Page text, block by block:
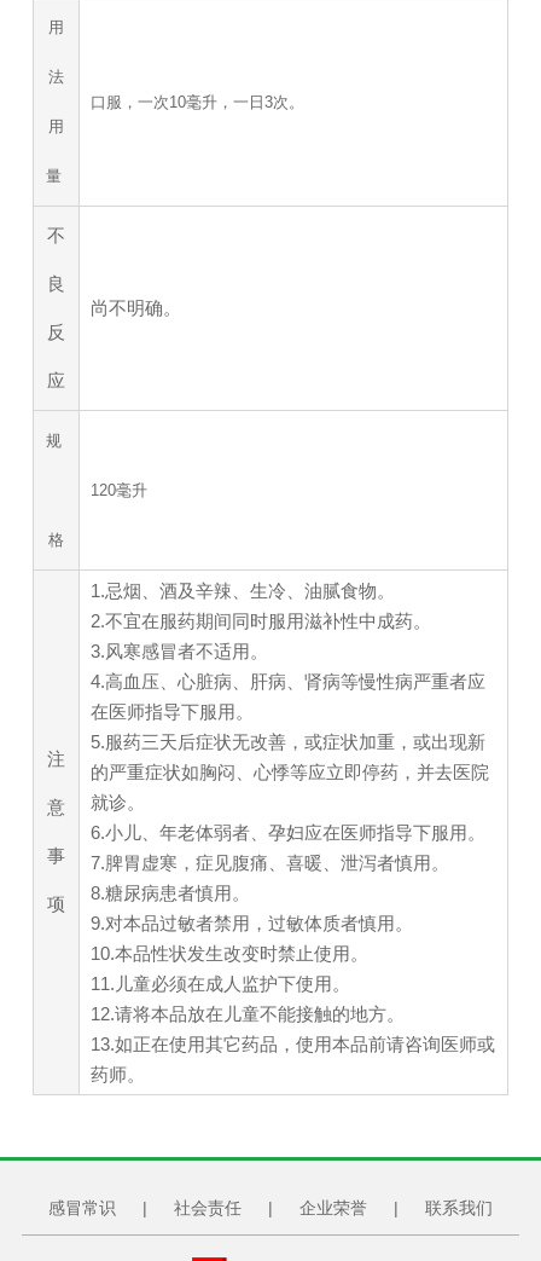
用
法
用
量
口服，一次10毫升，一日3次。
不
良
反
应
尚不明确。
规
格
120毫升
注
意
事
项
1.忌烟、酒及辛辣、生冷、油腻食物。
2.不宜在服药期间同时服用滋补性中成药。
3.风寒感冒者不适用。
4.高血压、心脏病、肝病、肾病等慢性病严重者应
在医师指导下服用。
5.服药三天后症状无改善，或症状加重，或出现新
的严重症状如胸闷、心悸等应立即停药，并去医院
就诊。
6.小儿、年老体弱者、孕妇应在医师指导下服用。
7.脾胃虚寒，症见腹痛、喜暖、泄泻者慎用。
8.糖尿病患者慎用。
9.对本品过敏者禁用，过敏体质者慎用。
10.本品性状发生改变时禁止使用。
11.儿童必须在成人监护下使用。
12.请将本品放在儿童不能接触的地方。
13.如正在使用其它药品，使用本品前请咨询医师或
药师。
感冒常识 | 社会责任 | 企业荣誉 | 联系我们